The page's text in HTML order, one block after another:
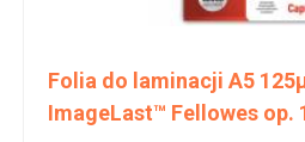
Folia do laminacji A5
ImageLast™ Fellowes op.